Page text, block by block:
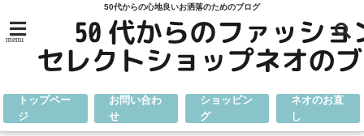
50代からの心地良いお洒落のためのブログ
menu
トップペー
ジ
お問い合わ
せ
ショッピン
グ
ネオのお直
し